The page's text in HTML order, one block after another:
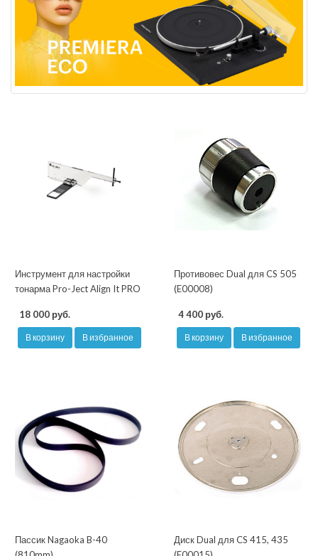
Инструмент для настройки
тонарма Pro-Ject Align It PRO
18 000 руб.
В корзину В избранное
Противовес Dual для CS 505
(E00008)
4 400 руб.
В корзину В избранное
Пассик Nagaoka B-40
Диск Dual для CS 415, 435